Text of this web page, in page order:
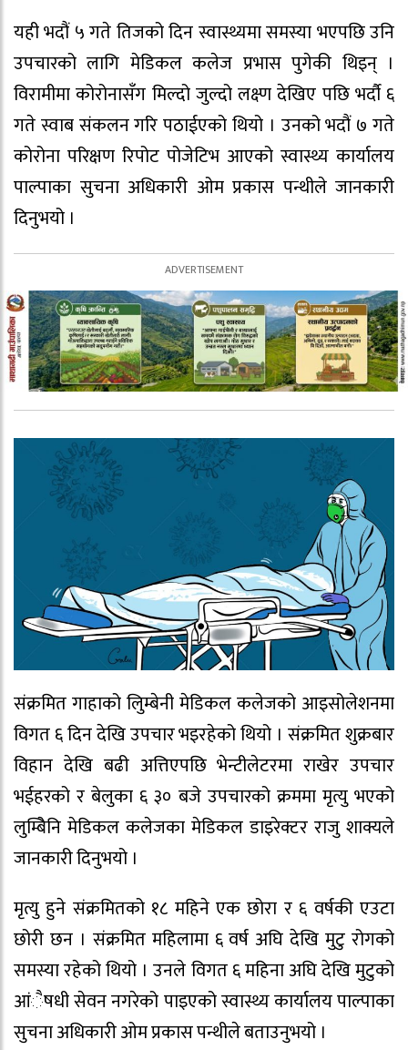
यही भदौं ५ गते तिजको दिन स्वास्थ्यमा समस्या भएपछि उनि
उपचारको लागि मेडिकल कलेज प्रभास पुगेकी थिइन् ।
विरामीमा कोरोनासँग मिल्दो जुल्दो लक्ष्ण देखिए पछि भर्दौ ६
गते स्वाब संकलन गरि पठाईएको थियो । उनको भदौं ७ गते
कोरोना परिक्षण रिपोट पोजेटिभ आएको स्वास्थ्य कार्यालय
पाल्पाका सुचना अधिकारी ओम प्रकास पन्थीले जानकारी
दिनुभयो ।
संक्रमित गाहाको लुिम्बेनी मेडिकल कलेजको आइसोलेशनमा
विगत ६ दिन देखि उपचार भइरहेको थियो । संक्रमित शुक्रबार
विहान देखि बढी अत्तिएपछि भेन्टीलेटरमा राखेर उपचार
भईहरको र बेलुका ६ ३० बजे उपचारको क्रममा मृत्यु भएको
लुम्बिेनि मेडिकल कलेजका मेडिकल डाइरेक्टर राजु शाक्यले
जानकारी दिनुभयो ।
मृत्यु हुने संक्रमितको १८ महिने एक छोरा र ६ वर्षकी एउटा
छोरी छन । संक्रमित महिलामा ६ वर्ष अघि देखि मुटु रोगको
समस्या रहेको थियो । उनले विगत ६ महिना अघि देखि मुटुको
आंैषधी सेवन नगरेको पाइएको स्वास्थ्य कार्यालय पाल्पाका
सुचना अधिकारी ओम प्रकास पन्थीले बताउनुभयो ।